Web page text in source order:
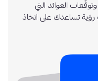
العوائد التي
تساعدك على اتخاذ